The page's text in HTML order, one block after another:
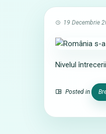
19 Decembrie
Nivelul
Posted in